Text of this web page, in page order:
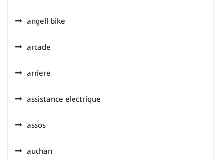
angell bike
arcade
arriere
assistance electrique
assos
auchan